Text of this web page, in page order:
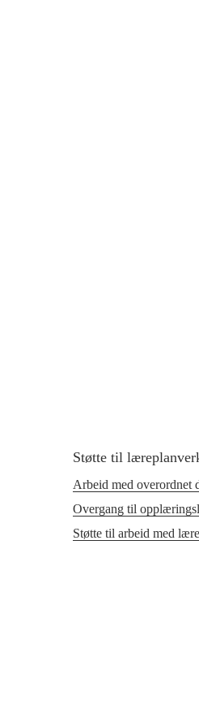
Støtte til
Arbeid med overordnet
Overgang til
Støtte til arbeid med